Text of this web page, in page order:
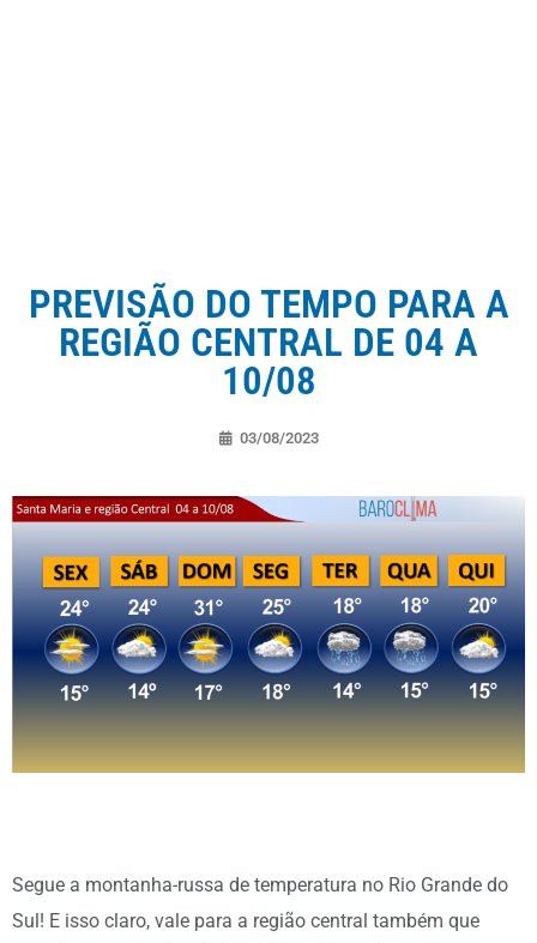
PREVISÃO DO TEMPO PARA A
REGIÃO CENTRAL DE 04 A
10/08
03/08/2023
Segue a montanha-russa de temperatura no Rio Grande do
Sul! E isso claro, vale para a região central também que